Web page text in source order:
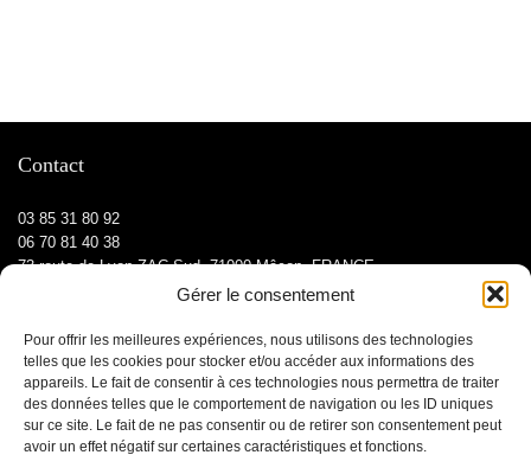
Gérer le consentement
Pour offrir les meilleures expériences, nous utilisons des technologies
telles que les cookies pour stocker et/ou accéder aux informations des
appareils. Le fait de consentir à ces technologies nous permettra de traiter
des données telles que le comportement de navigation ou les ID uniques
sur ce site. Le fait de ne pas consentir ou de retirer son consentement peut
avoir un effet négatif sur certaines caractéristiques et fonctions.
Contact
03 85 31 80 92
06 70 81 40 38
73 route de Lyon ZAC Sud, 71000 Mâcon, FRANCE
Informations
Contactez-nous
Mentions légales